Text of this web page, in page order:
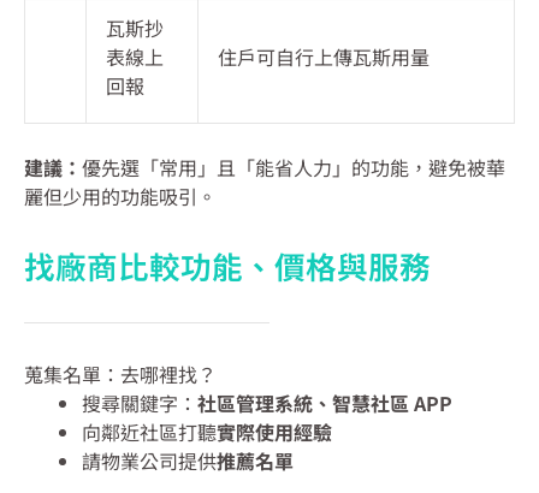
瓦斯抄
表線上
回報
住戶可自行上傳瓦斯用量
建議： 優先選「常用」且「能省人力」的功能，避免被華
麗但少用的功能吸引。
找廠商比較功能、價格與服務
蒐集名單：去哪裡找？
搜尋關鍵字： 社區管理系統、智慧社區 APP
向鄰近社區打聽實際使用經驗
請物業公司提供推薦名單